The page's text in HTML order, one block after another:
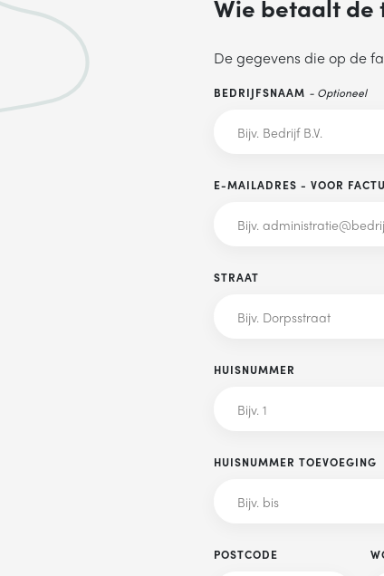
Wie betaalt de
De gegevens die op de
BEDRIJFSNAAM - Optioneel
E-MAILADRES - VOOR
STRAAT
HUISNUMMER
HUISNUMMER TOEVOEGING
POSTCODE
voorkeur heeft en we bellen je!
WO DO VR